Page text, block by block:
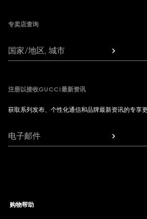
专卖店查询
国家/地区, 城市
注册以接收GUCCI最新资讯
获取系列发布、个性化通信和品牌最新资讯的专享更
电子邮件
购物帮助